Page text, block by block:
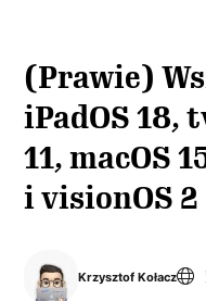
(Prawie)
iPadOS 18,
11, macOS
i visionOS 2
Krzysztof Kołacz